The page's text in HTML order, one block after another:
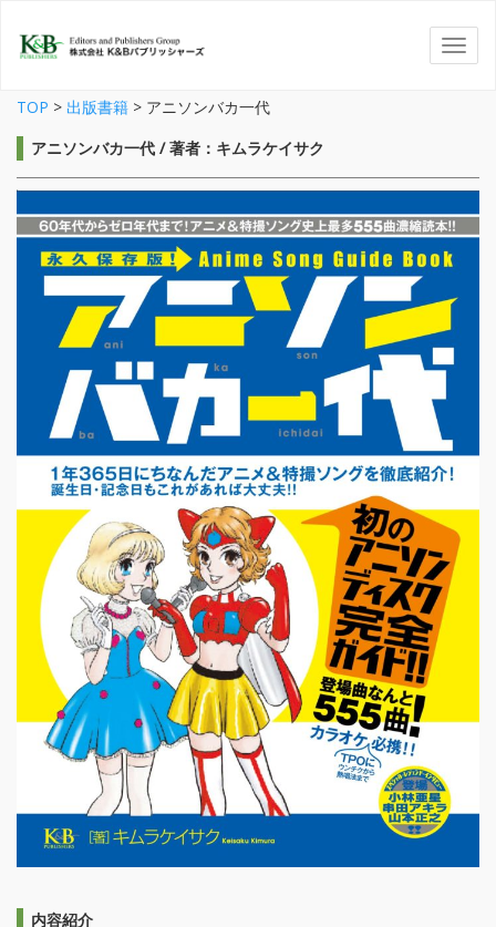
TOP > 出版書籍 > アニソンバカ一代
アニソンバカ一代 / 著者：キムラケイサク
内容紹介